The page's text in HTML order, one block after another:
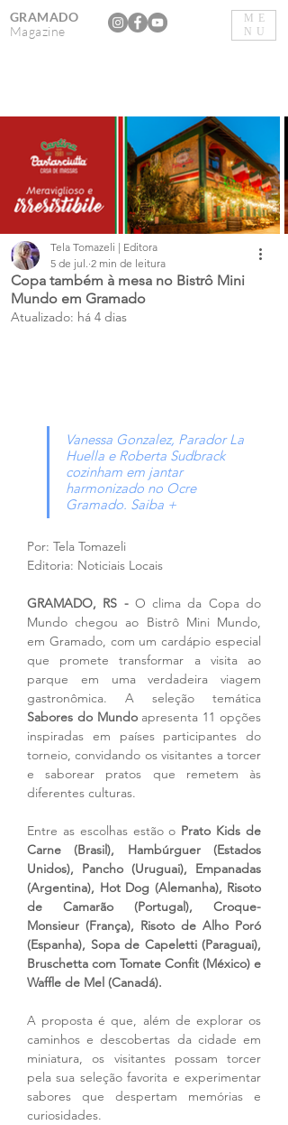
ME
NU
GRAMADO
Magazine
Copa também à mesa no Bistrô Mini
Mundo em Gramado
Tela Tomazeli | Editora
5 de jul. 2 min de leitura
Atualizado: há 4 dias
Vanessa Gonzalez, Parador La
Huella e Roberta Sudbrack
cozinham em jantar
harmonizado no Ocre
Gramado. Saiba +
Por: Tela Tomazeli
Editoria: Noticiais Locais
GRAMADO, RS - O clima da Copa do
Mundo chegou ao Bistrô Mini Mundo,
em Gramado, com um cardápio especial
que promete transformar a visita ao
parque em uma verdadeira viagem
Sabores do Mundo apresenta 11 opções
inspiradas em países participantes do
torneio, convidando os visitantes a torcer
e saborear pratos que remetem às
diferentes culturas.
Entre as escolhas estão o Prato Kids de
Carne (Brasil), Hambúrguer (Estados
Unidos), Pancho (Uruguai), Empanadas
(Argentina), Hot Dog (Alemanha), Risoto
de Camarão (Portugal), Croque-
Monsieur (França), Risoto de Alho Poró
(Espanha), Sopa de Capeletti (Paraguai),
Bruschetta com Tomate Confit (México) e
Waffle de Mel (Canadá).
A proposta é que, além de explorar os
caminhos e descobertas da cidade em
miniatura, os visitantes possam torcer
pela sua seleção favorita e experimentar
sabores que despertam memórias e
curiosidades.